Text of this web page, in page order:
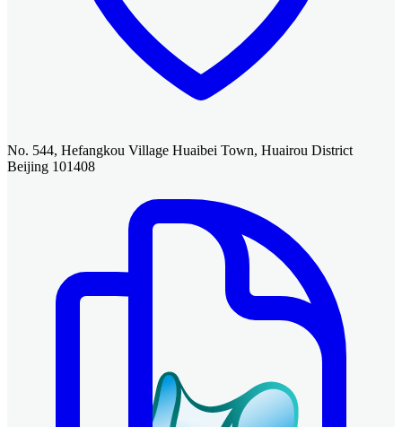
No. 544, Hefangkou Village Huaibei Town, Huairou District
Beijing 101408